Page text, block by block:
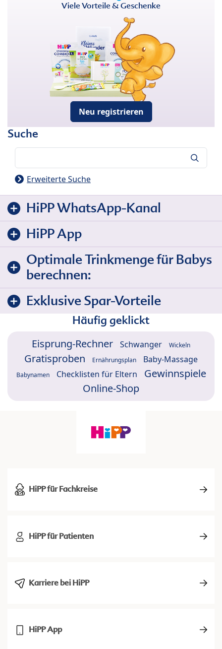
Viele Vorteile & Geschenke
Neu registrieren
Suche
Erweiterte Suche
HiPP WhatsApp-Kanal
HiPP App
Optimale Trinkmenge für Babys
berechnen:
Exklusive Spar-Vorteile
Häufig geklickt
Eisprung-Rechner Schwanger Wickeln
Gratisproben Ernährungsplan Baby-Massage
Babynamen Checklisten für Eltern
Gewinnspiele
Online-Shop
HiPP für Fachkreise
HiPP für Patienten
Karriere bei HiPP
HiPP App